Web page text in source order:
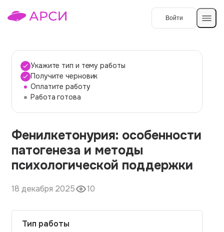
Войти
Темы работ
О сервисе
О компании
Наши гарантии
Вопросы и ответы
Контакты
Укажите тип и тему работы
Получите черновик
Оплатите работу
Работа готова
Фенилкетонурия: особенности
патогенеза и методы
психологической поддержки
18 декабря 2025 10
Тип работы